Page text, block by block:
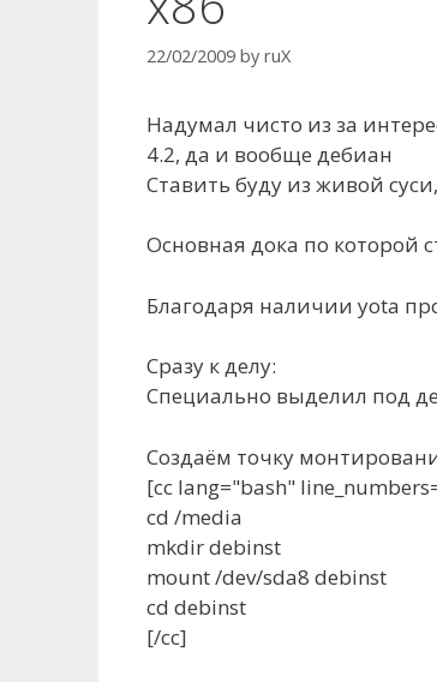
22/02/2009 by ruX
Надумал чисто из за
4.2, да и вообще дебиан
Ставить буду из живой
Основная дока по которой
Благодаря наличии yota
Сразу к делу:
Специально выделил под
Создаём точку
[cc lang="bash"
cd /media
mkdir debinst
mount /dev/sda8 debinst
cd debinst
[/cc]